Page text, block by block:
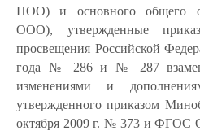
НОО) и основного общего
ООО), утвержденные
просвещения Российской
года № 286 и № 287 взамен
изменениями и
утвержденного приказом
октября 2009 г. № 373 и ФГОС